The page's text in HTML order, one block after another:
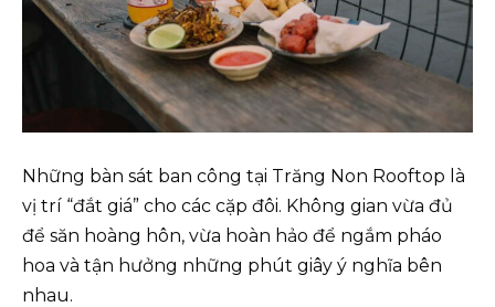
Những bàn sát ban công tại Trăng Non Rooftop là
vị trí “đắt giá” cho các cặp đôi. Không gian vừa đủ
để săn hoàng hôn, vừa hoàn hảo để ngắm pháo
hoa và tận hưởng những phút giây ý nghĩa bên
nhau.